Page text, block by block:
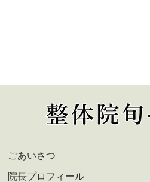
ごあいさつ
院長プロフィール